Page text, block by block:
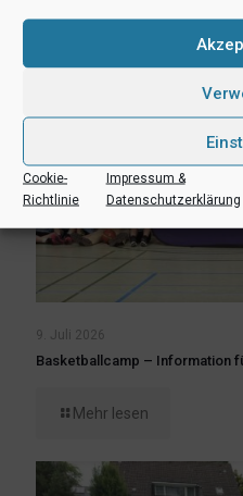
Cookie-
Richtlinie
Impressum &
Datenschutzerklärung
9. Juli 2026
Basketballcamp – Information
Mehr lesen